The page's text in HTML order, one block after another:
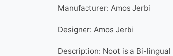
Manufacturer: Amos Jerbi
Designer: Amos Jerbi
Description: Noot is a Bi-lingual